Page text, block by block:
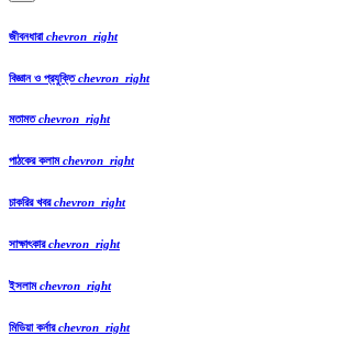
জীবনধারাchevron_right
বিজ্ঞান ও প্রযুক্তিchevron_right
মতামতchevron_right
পাঠকের কলামchevron_right
চাকরির খবরchevron_right
সাক্ষাৎকারchevron_right
ইসলামchevron_right
মিডিয়া কর্নারchevron_right